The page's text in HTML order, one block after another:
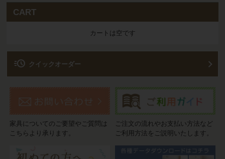
CART
カートは空です
acute クイックオーダー
家具についてのご要望やご質問は
こちらより承ります。
ご注文の流れやお支払い方法など
ご利用方法をご説明いたします。